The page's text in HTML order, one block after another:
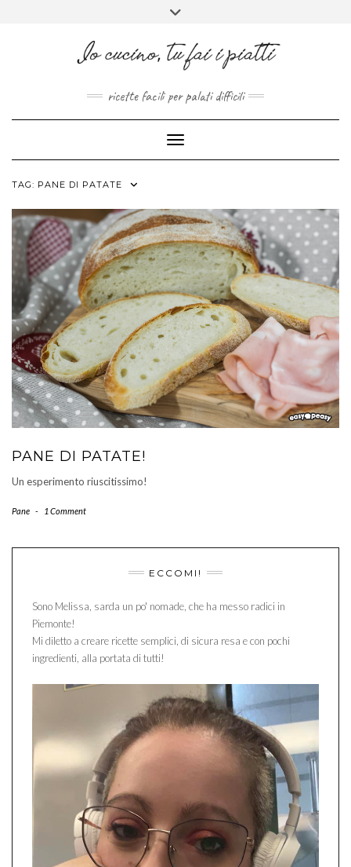
FACEBOOK
PINTEREST
INSTAGRAM
ricette facili per palati difficili
Toggle Navigation
TAG: PANE DI PATATE
PANE DI PATATE!
Un esperimento riuscitissimo!
Pane - 1 Comment
ECCOMI!
Sono Melissa, sarda un po' nomade, che ha messo radici in
Piemonte!
Mi diletto a creare ricette semplici, di sicura resa e con pochi
ingredienti, alla portata di tutti!